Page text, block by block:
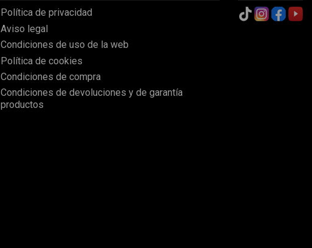
Política de privacidad
Aviso legal
Condiciones de uso de la web
Política de cookies
Condiciones de compra
Condiciones de devoluciones y de garantía
productos